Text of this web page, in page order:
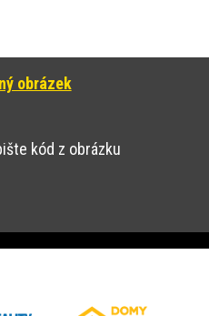
obrázek
kód z obrázku